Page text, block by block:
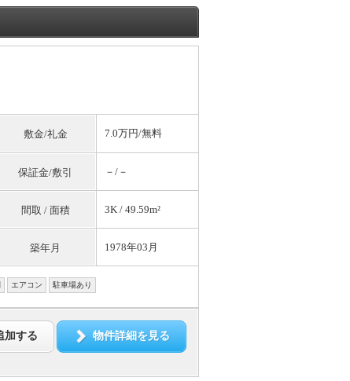
敷金/礼金 7.0万円/無料
保証金/敷引 －/－
間取 / 面積 3K / 49.59m²
築年月 1978年03月
エアコン 駐車場あり
加する 物件詳細を見る